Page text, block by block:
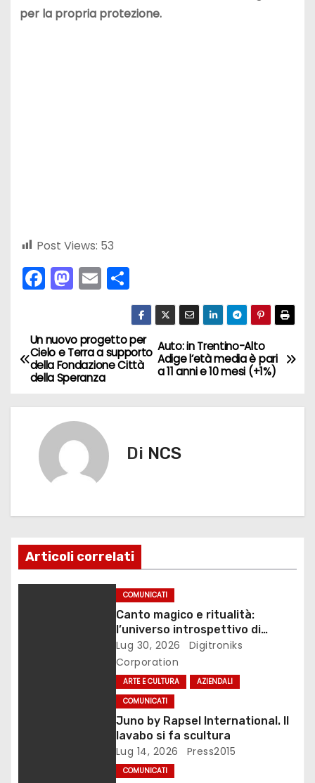
per la propria protezione.
Post Views: 53
F
a
e
b
o
o
k
M
a
o
d
o
n
E
m
l
C
o
n
di
vi
N
a
v
o
Auto: in Trentino-Alto
Adige l’età media è pari
a 11 anni e 10 mesi (+1%)
Un nuovo progetto per
Cielo e Terra a supporto
della Fondazione Città
della Speranza
Di NCS
Articoli correlati
COMUNICATI
Canto magico e ritualità:
l’universo introspettivo di
Lilinanna
Lug 30, 2026
Digitroniks
Corporation
ARTE E CULTURA
AZIENDALI
COMUNICATI
Juno by Rapsel International. Il
lavabo si fa scultura
Lug 14, 2026 Press2015
COMUNICATI